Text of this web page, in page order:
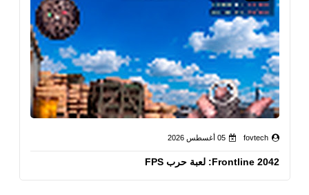
fovtech 05 أغسطس 2026
Frontline 2042: لعبة حرب FPS